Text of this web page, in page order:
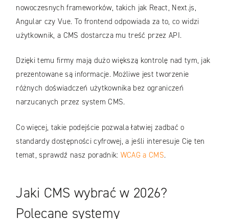
nowoczesnych frameworków, takich jak React, Next.js,
Angular czy Vue. To frontend odpowiada za to, co widzi
użytkownik, a CMS dostarcza mu treść przez API.
Dzięki temu firmy mają dużo większą kontrolę nad tym, jak
prezentowane są informacje. Możliwe jest tworzenie
różnych doświadczeń użytkownika bez ograniczeń
narzucanych przez system CMS.
Co więcej, takie podejście pozwala łatwiej zadbać o
standardy dostępności cyfrowej, a jeśli interesuje Cię ten
temat, sprawdź nasz poradnik: WCAG a CMS.
Jaki CMS wybrać w 2026?
Polecane systemy